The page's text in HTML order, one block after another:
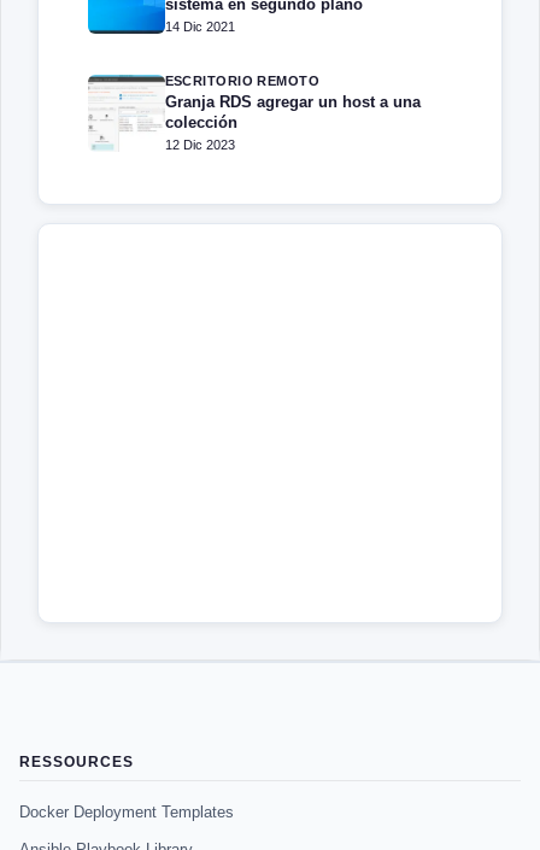
sistema en segundo plano
14 Dic 2021
ESCRITORIO REMOTO
Granja RDS agregar un host a una
colección
12 Dic 2023
RESSOURCES
Docker Deployment Templates